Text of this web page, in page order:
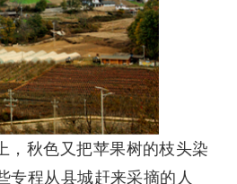
，秋色又把苹果树的枝头染
专程从县城赶来采摘的人